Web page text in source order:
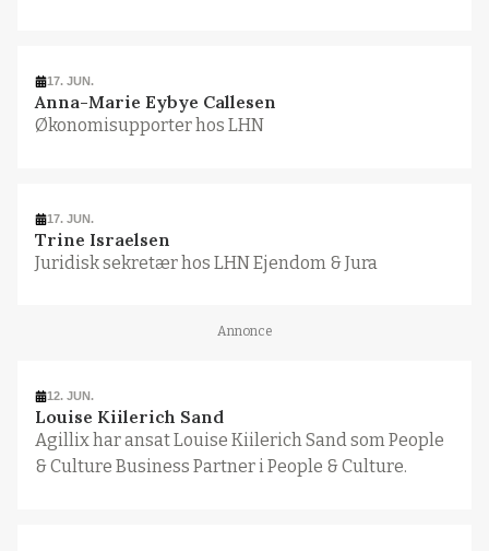
17. JUN.
Anna-Marie Eybye Callesen
Økonomisupporter hos LHN
17. JUN.
Trine Israelsen
Juridisk sekretær hos LHN Ejendom & Jura
Annonce
12. JUN.
Louise Kiilerich Sand
Agillix har ansat Louise Kiilerich Sand som People
& Culture Business Partner i People & Culture.